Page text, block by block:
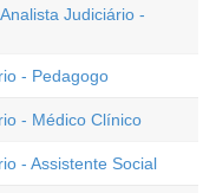
Judiciário -
- Pedagogo
- Médico Clínico
- Assistente Social